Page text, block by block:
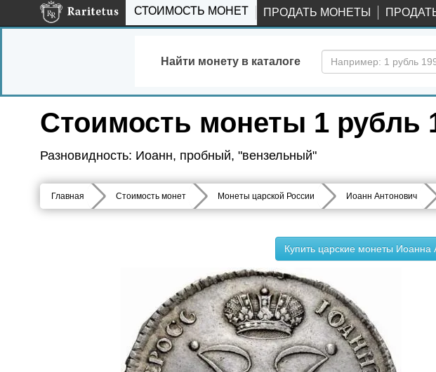
СТОИМОСТЬ МОНЕТ ПРОДАТЬ МОНЕТЫ
Найти монету в каталоге
Стоимость монеты 1 рубль
Разновидность: Иоанн, пробный, "вензельный"
Главная Стоимость монет Монеты царской России Иоанн Антонович
Купить царские монеты Иоанна